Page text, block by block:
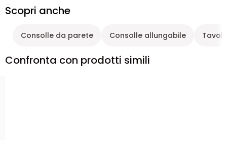
Scopri anche
Consolle da parete Consolle allungabile
Confronta con prodotti simili